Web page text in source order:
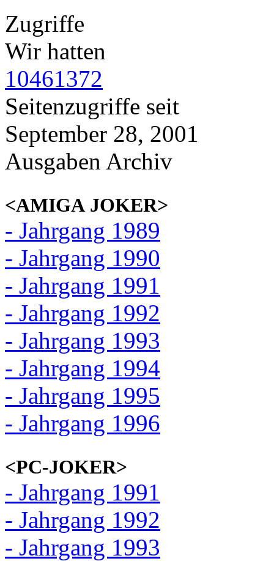
Zugriffe
Wir hatten
10461372
Seitenzugriffe seit
September 28, 2001
Ausgaben Archiv
<AMIGA JOKER>
- Jahrgang 1989
- Jahrgang 1990
- Jahrgang 1991
- Jahrgang 1992
- Jahrgang 1993
- Jahrgang 1994
- Jahrgang 1995
- Jahrgang 1996
<PC-JOKER>
- Jahrgang 1991
- Jahrgang 1992
- Jahrgang 1993